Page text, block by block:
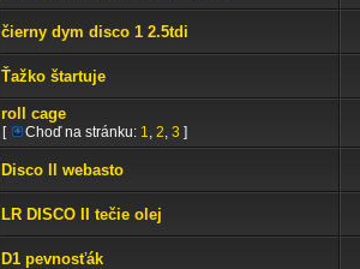
čierny dym disco 1 2.5tdi
Ťažko štartuje
roll cage
[ Choď na stránku: 1, 2, 3 ]
Disco ll webasto
LR DISCO II tečie olej
D1 pevnosťák